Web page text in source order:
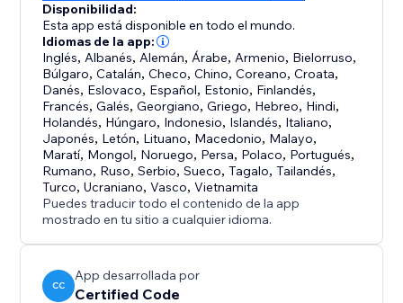
Disponibilidad:
Esta app está disponible en todo el mundo.
Idiomas de la app:
Inglés, Albanés, Alemán, Árabe, Armenio, Bielorruso,
Búlgaro,Catalán,Checo,Chino,Coreano,Croata,
Danés, Eslovaco, Español, Estonio, Finlandés,
Francés,Galés,Georgiano,Griego, Hebreo, Hindi,
Holandés, Húngaro, Indonesio, Islandés, Italiano,
Japonés, Letón, Lituano, Macedonio, Malayo,
Maratí, Mongol, Noruego, Persa, Polaco, Portugués,
Rumano, Ruso,Serbio,Sueco,Tagalo,Tailandés,
Turco,Ucraniano,Vasco,Vietnamita
Puedes traducir todo el contenido de la app
mostrado en tu sitio a cualquier idioma.
CC
App desarrollada por
Certified Code